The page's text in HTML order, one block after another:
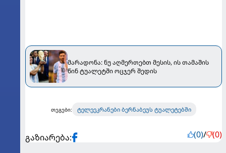
მარადონა: ნუ აღმერთებთ მესის, ის თამაშის
წინ ტუალეტში ოცჯერ შედის
თეგები: ტელეეკრანები ბერნაბეუს ტუალეტებში
გაზიარება: (0)/ (0)